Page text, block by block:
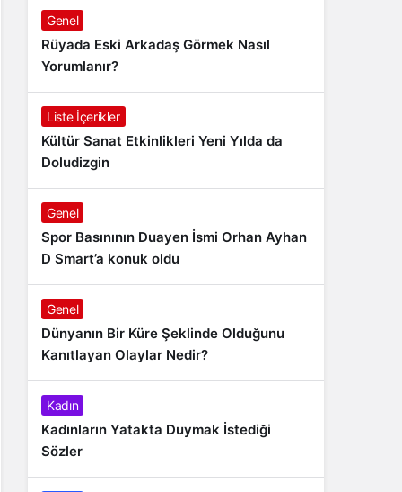
Genel
Rüyada Eski Arkadaş Görmek Nasıl
Yorumlanır?
Liste İçerikler
Kültür Sanat Etkinlikleri Yeni Yılda da
Doludizgin
Genel
Spor Basınının Duayen İsmi Orhan Ayhan
D Smart’a konuk oldu
Genel
Dünyanın Bir Küre Şeklinde Olduğunu
Kanıtlayan Olaylar Nedir?
Kadın
Kadınların Yatakta Duymak İstediği
Sözler